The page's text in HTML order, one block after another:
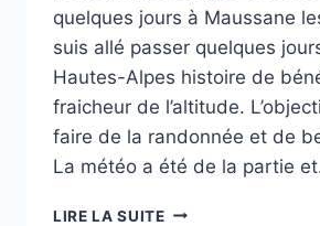
quelques jours à Maussane
suis allé passer quelques
Hautes-Alpes histoire de
fraicheur de l’altitude.
faire de la randonnée et de
La météo a été de la partie
LIRE LA SUITERANDONNÉES